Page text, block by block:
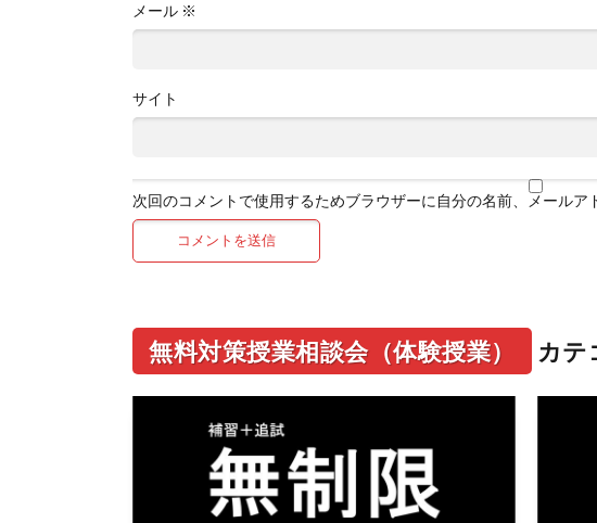
メール ※
サイト
次回のコメントで使用するためブラウザーに自分の名前、メールア
無料対策授業相談会（体験授業） カテ